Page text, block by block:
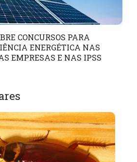
CONCURSOS PARA
ENERGÉTICA NAS
EMPRESAS E NAS IPSS